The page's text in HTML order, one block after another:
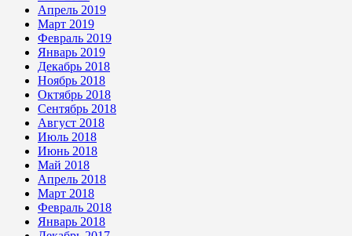
Апрель 2019
Март 2019
Февраль 2019
Январь 2019
Декабрь 2018
Ноябрь 2018
Октябрь 2018
Сентябрь 2018
Август 2018
Июль 2018
Июнь 2018
Май 2018
Апрель 2018
Март 2018
Февраль 2018
Январь 2018